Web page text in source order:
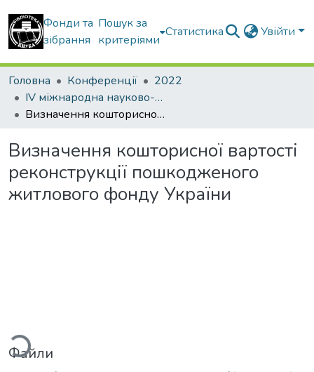
Фонди та
зібрання
Пошук за
критеріями
Статистика Увійти
Головна Конференції
2022
IV міжнародна науково-практична конференція “Економіко-управлінські та інформаційно-аналітичні новації в будівництві”
Визначення кошторисної вартості реконструкції пошкодженого житлового фонду України
Визначення кошторисної вартості
реконструкції пошкодженого
житлового фонду України
Файли